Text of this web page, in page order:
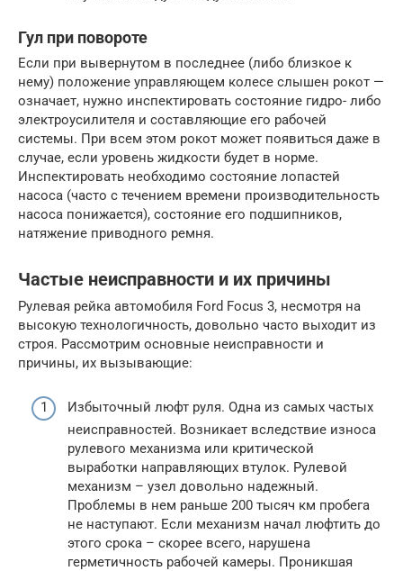
Гул при повороте
Если при вывернутом в последнее (либо близкое к
нему) положение управляющем колесе слышен рокот —
означает, нужно инспектировать состояние гидро- либо
электроусилителя и составляющие его рабочей
системы. При всем этом рокот может появиться даже в
случае, если уровень жидкости будет в норме.
Инспектировать необходимо состояние лопастей
насоса (часто с течением времени производительность
насоса понижается), состояние его подшипников,
натяжение приводного ремня.
Частые неисправности и их причины
Рулевая рейка автомобиля Ford Focus 3, несмотря на
высокую технологичность, довольно часто выходит из
строя. Рассмотрим основные неисправности и
причины, их вызывающие:
Избыточный люфт руля. Одна из самых частых
неисправностей. Возникает вследствие износа
рулевого механизма или критической
выработки направляющих втулок. Рулевой
механизм – узел довольно надежный.
Проблемы в нем раньше 200 тысяч км пробега
не наступают. Если механизм начал люфтить до
этого срока – скорее всего, нарушена
герметичность рабочей камеры. Проникшая